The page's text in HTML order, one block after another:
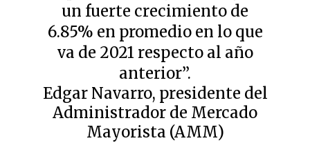
un fuerte crecimiento de
6.85% en promedio en lo que
va de 2021 respecto al año
anterior”.
Edgar Navarro, presidente del
Administrador de Mercado
Mayorista (AMM)